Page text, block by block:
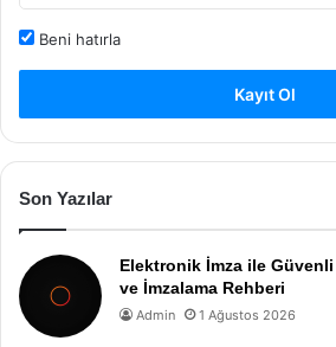
Beni hatırla
Kayıt Ol
Son Yazılar
Elektronik İmza ile
ve İmzalama Rehberi
Admin 1 Ağustos 2026